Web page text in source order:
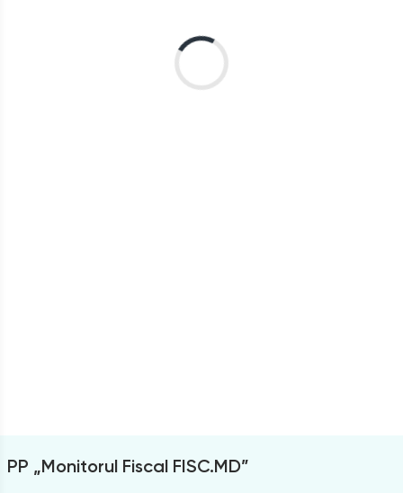
PP „Monitorul Fiscal FISC.MD”